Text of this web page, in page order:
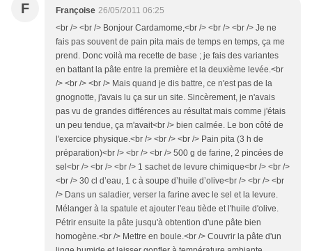
F Françoise 26/05/2011 06:25
<br /> <br /> Bonjour Cardamome,<br /> <br /> <br /> Je ne
fais pas souvent de pain pita mais de temps en temps, ça me
prend. Donc voilà ma recette de base ; je fais des variantes
en battant la pâte entre la première et la deuxième levée.<br
/> <br /> <br /> Mais quand je dis battre, ce n'est pas de la
gnognotte, j'avais lu ça sur un site. Sincèrement, je n'avais
pas vu de grandes différences au résultat mais comme j'étais
un peu tendue, ça m'avait<br /> bien calmée. Le bon côté de
l'exercice physique.<br /> <br /> <br /> Pain pita (3 h de
préparation)<br /> <br /> <br /> 500 g de farine, 2 pincées de
sel<br /> <br /> <br /> 1 sachet de levure chimique<br /> <br />
<br /> 30 cl d’eau, 1 c à soupe d’huile d’olive<br /> <br /> <br
/> Dans un saladier, verser la farine avec le sel et la levure.
Mélanger à la spatule et ajouter l'eau tiède et l'huile d'olive.
Pétrir ensuite la pâte jusqu'à obtention d'une pâte bien
homogène.<br /> Mettre en boule.<br /> Couvrir la pâte d'un